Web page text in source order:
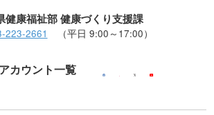
健康福祉部 健康づくり支援課
223-2661 （平日 9:00～17:00）
カウント一覧